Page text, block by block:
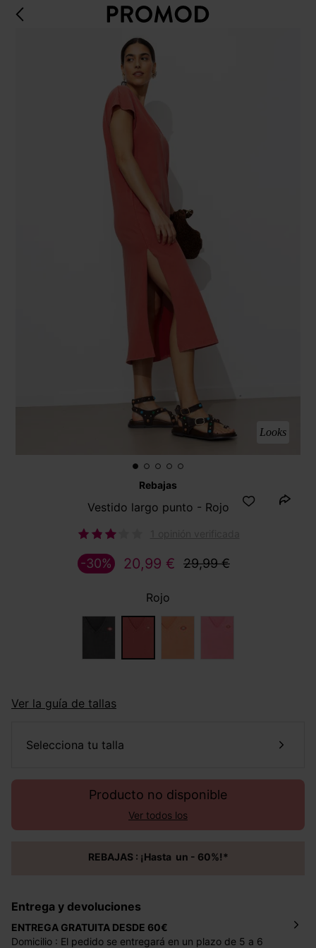
Looks
Rebajas
Vestido largo punto - Rojo
20,99 € 29,99 €
-30%
Rojo
Ver la guía de tallas
selecciona tu talla
Producto no disponible
Ver todos los
REBAJAS : ¡Hasta un - 60%!*
Entrega y devoluciones
ENTREGA GRATUITA DESDE 60€
Domicilio : El pedido se entregará en un plazo de 5 a 6